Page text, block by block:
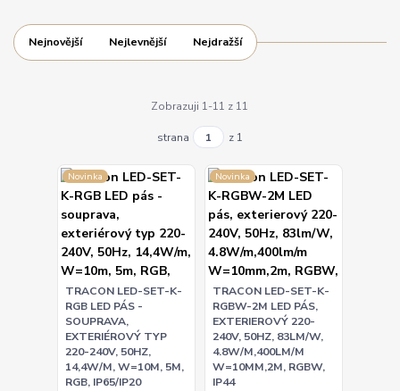
Nejnovější Nejlevnější Nejdražší
Zobrazuji 1-11 z 11
strana z 1
Novinka
TRACON LED-SET-K-
RGB LED PÁS -
SOUPRAVA,
EXTERIÉROVÝ TYP
220-240V, 50HZ,
14,4W/M, W=10M, 5M,
RGB, IP65/IP20
Novinka
TRACON LED-SET-K-
RGBW-2M LED PÁS,
EXTERIEROVÝ 220-
240V, 50HZ, 83LM/W,
4.8W/M,400LM/M
W=10MM,2M, RGBW,
IP44